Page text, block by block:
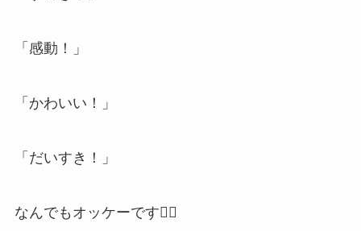
「感動！」
「かわいい！」
「だいすき！」
なんでもオッケーです🙆‍♀️